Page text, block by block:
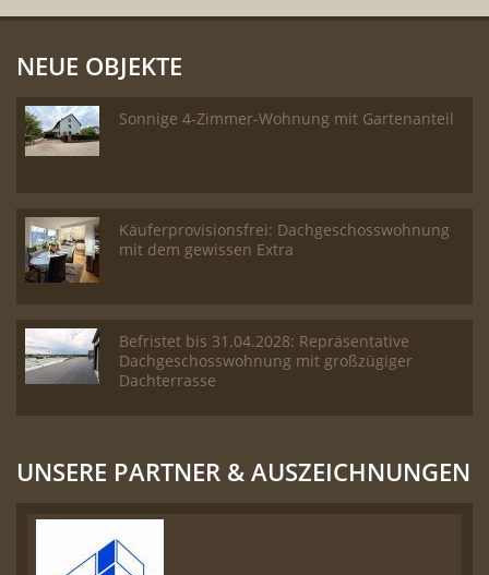
NEUE OBJEKTE
Sonnige 4-Zimmer-Wohnung mit Gartenanteil
Käuferprovisionsfrei: Dachgeschosswohnung
mit dem gewissen Extra
Befristet bis 31.04.2028: Repräsentative
Dachgeschosswohnung mit großzügiger
Dachterrasse
UNSERE PARTNER & AUSZEICHNUNGEN